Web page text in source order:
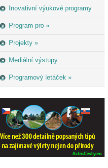
Inovativní výukové programy
Program pro »
Projekty »
Mediální výstupy
Programový letáček »